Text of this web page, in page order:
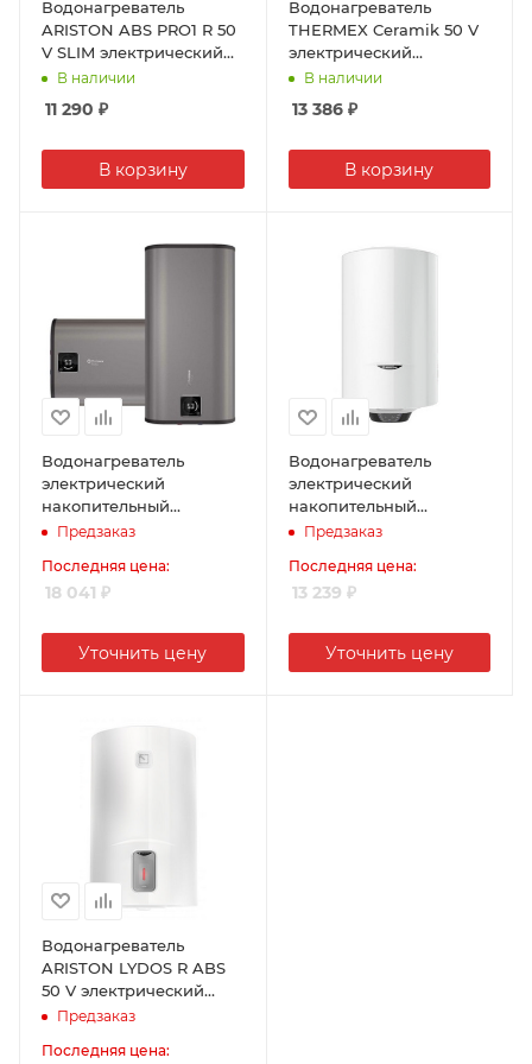
Водонагреватель
ARISTON ABS PRO1 R 50
V SLIM электрический
накопительный , сталь
1,5кВт
В наличии
11 290 ₽
В корзину
Водонагреватель
THERMEX Ceramik 50 V
электрический
накопительный ,
В наличии
13 386₽
В корзину
Водонагреватель
электрический
накопительный
THERMEX FORA 50,
50л, 2кВт
Предзаказ
Последняя цена:
18 041 ₽
Уточнить цену
Водонагреватель
электрический
накопительный
ARISTON BLU1 ECO ABS
TitaniumShield, 50л,
2,5кВт
Предзаказ
Последняя цена:
13 239 ₽
Уточнить цену
Водонагреватель
ARISTON LYDOS R ABS
50 V электрический
накопительный , сталь
1,5кВт
Предзаказ
Последняя цена: